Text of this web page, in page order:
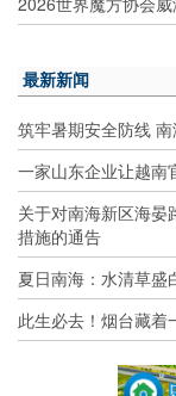
最新新闻
筑牢暑期安全防线
一家山东企业让越南
关于对南海新区海晏
措施的通告
夏日南海：水清草盛
此生必去！烟台藏着